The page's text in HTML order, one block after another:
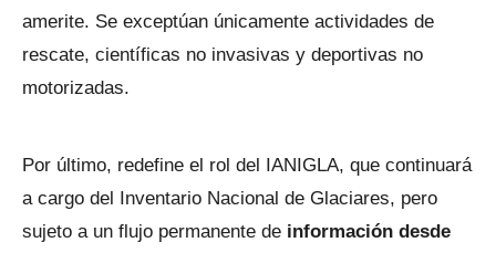
amerite. Se exceptúan únicamente actividades de
rescate, científicas no invasivas y deportivas no
motorizadas.
Por último, redefine el rol del IANIGLA, que continuará
a cargo del Inventario Nacional de Glaciares, pero
sujeto a un flujo permanente de información desde